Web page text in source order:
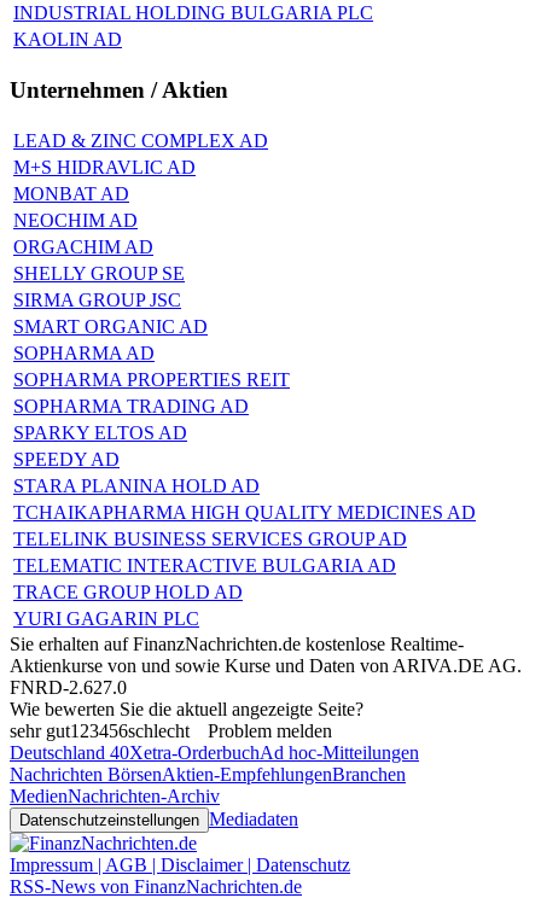
INDUSTRIAL HOLDING BULGARIA PLC
KAOLIN AD
Unternehmen / Aktien
LEAD & ZINC COMPLEX AD
M+S HIDRAVLIC AD
MONBAT AD
NEOCHIM AD
ORGACHIM AD
SHELLY GROUP SE
SIRMA GROUP JSC
SMART ORGANIC AD
SOPHARMA AD
SOPHARMA PROPERTIES REIT
SOPHARMA TRADING AD
SPARKY ELTOS AD
SPEEDY AD
STARA PLANINA HOLD AD
TCHAIKAPHARMA HIGH QUALITY MEDICINES AD
TELELINK BUSINESS SERVICES GROUP AD
TELEMATIC INTERACTIVE BULGARIA AD
TRACE GROUP HOLD AD
YURI GAGARIN PLC
Sie erhalten auf FinanzNachrichten.de kostenlose Realtime-
Aktienkurse von und sowie Kurse und Daten von ARIVA.DE AG.
FNRD-2.627.0
Wie bewerten Sie die aktuell angezeigte Seite?
sehr gut1 23456schlecht
Problem melden
Deutschland 40Xetra-OrderbuchAd hoc-Mitteilungen
Nachrichten BörsenAktien-EmpfehlungenBranchen
MedienNachrichten-Archiv
Datenschutzeinstellungen Mediadaten
Impressum | AGB | Disclaimer | Datenschutz
RSS-News von FinanzNachrichten.de